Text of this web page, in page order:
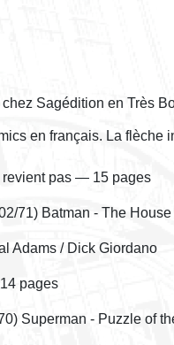
Sagédition en Très
en français. La
revient pas — 15 pages
71) Batman - The
/ Dick Giordano
pages
Superman - Puzzle of